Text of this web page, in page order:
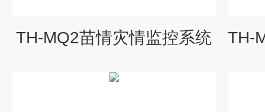
TH-MQ2苗情灾情监控系统